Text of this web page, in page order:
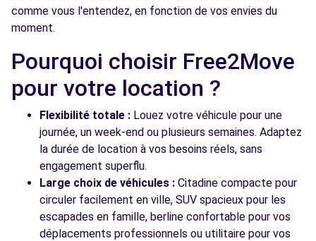
LOMME, 59160
Free2move Rent - S&You - LOMME CEDEX
(D)
449/453 AVENUE DE DUNKERQUE
LILLE, FR-59, 59160
Voir l'agence
Voir toutes les agences
comme vous l'entendez, en fonction de vos envies du
moment.
Pourquoi choisir Free2Move
pour votre location ?
Flexibilité totale : Louez votre véhicule pour une
journée, un week-end ou plusieurs semaines. Adaptez
la durée de location à vos besoins réels, sans
engagement superflu.
Large choix de véhicules : Citadine compacte pour
circuler facilement en ville, SUV spacieux pour les
escapades en famille, berline confortable pour vos
déplacements professionnels ou utilitaire pour vos